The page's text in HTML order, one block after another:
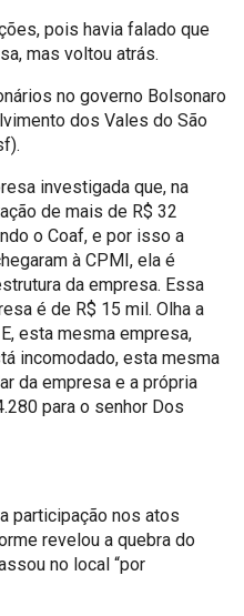
pois havia falado que
mas voltou atrás.
no governo Bolsonaro
dos Vales do São
investigada que, na
de mais de R$ 32
o Coaf, e por isso a
à CPMI, ela é
da empresa. Essa
é de R$ 15 mil. Olha a
esta mesma empresa,
incomodado, esta mesma
da empresa e a própria
para o senhor Dos
participação nos atos
revelou a quebra do
no local “por